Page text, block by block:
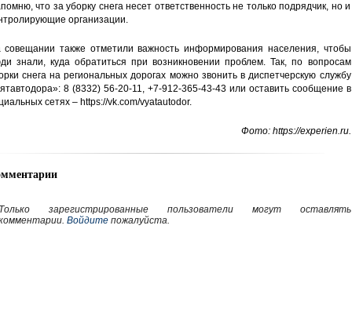
что за уборку снега несет ответственность не только подрядчик, но и
организации.
совещании также отметили важность информирования населения, чтобы
знали, куда обратиться при возникновении проблем. Так, по вопросам
снега на региональных дорогах можно звонить в диспетчерскую службу
8 (8332) 56-20-11, +7-912-365-43-43 или оставить сообщение в
сетях – https://vk.com/vyatautodor.
Фото: https://experien.ru.
Только зарегистрированные пользователи могут оставлять
Войдитепожалуйста.